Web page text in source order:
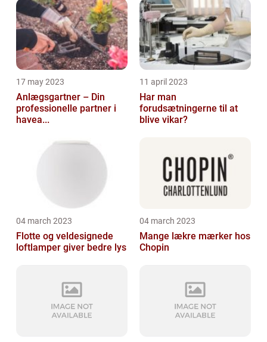
17 may 2023
Anlægsgartner – Din
professionelle partner i
havea...
11 april 2023
Har man
forudsætningerne til at
blive vikar?
04 march 2023
Flotte og veldesignede
loftlamper giver bedre lys
04 march 2023
Mange lækre mærker hos
Chopin